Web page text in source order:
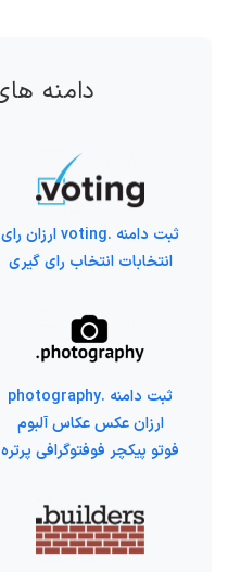
دامنه
ثبت دامنه .voting ارزان رای
انتخابات انتخاب رای گیری
ثبت دامنه .photography
ارزان عکس عکاس آلبوم
فوتو پیکچر فوفتوگرافی پرتره